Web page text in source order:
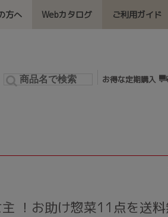
方へ Webカタログ ご利用ガイド
お得な定期購入
！お助け惣菜11点を送